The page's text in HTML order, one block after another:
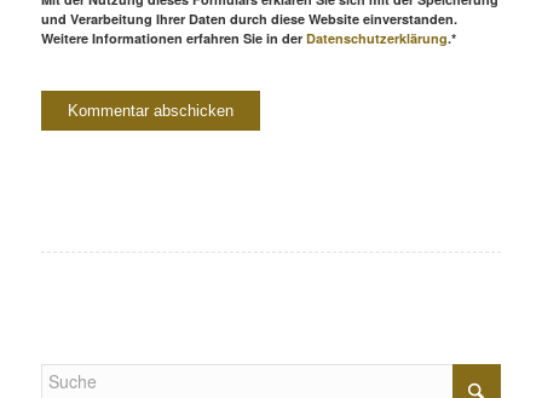
und Verarbeitung Ihrer Daten durch diese Website einverstanden.
Weitere Informationen erfahren Sie in der Datenschutzerklärung.*